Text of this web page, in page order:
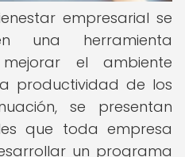
empresarial se
una herramienta
el ambiente
productividad de los
se presentan
que toda empresa
un programa